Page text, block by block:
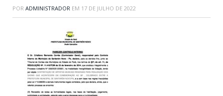
POR ADMINISTRADOR EM 17 DE JULHO DE 2022